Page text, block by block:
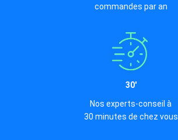
commandes par an
30'
Nos experts-conseil à
30 minutes de chez vous